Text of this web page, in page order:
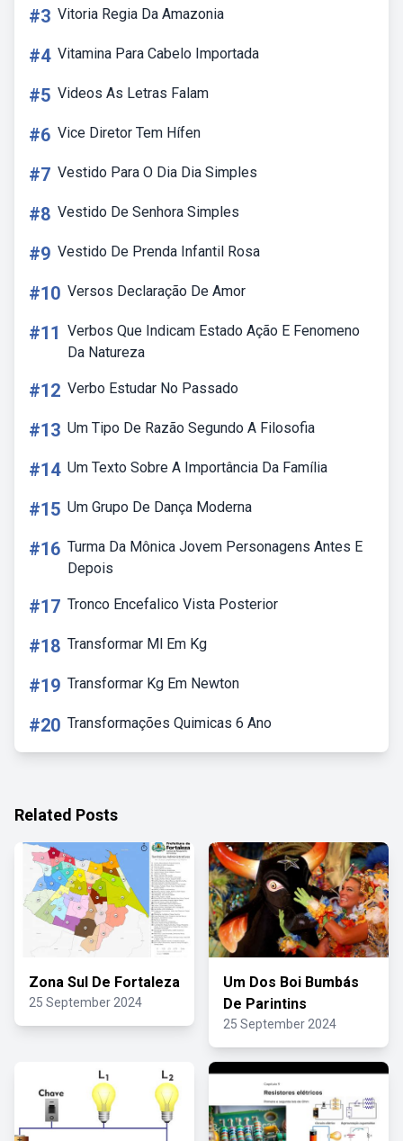
#3 Vitoria Regia Da Amazonia
#4 Vitamina Para Cabelo Importada
#5 Videos As Letras Falam
#6 Vice Diretor Tem Hífen
#7 Vestido Para O Dia Dia Simples
#8 Vestido De Senhora Simples
#9 Vestido De Prenda Infantil Rosa
#10 Versos Declaração De Amor
#11 Verbos Que Indicam Estado Ação E Fenomeno
Da Natureza
#12 Verbo Estudar No Passado
#13 Um Tipo De Razão Segundo A Filosofia
#14 Um Texto Sobre A Importância Da Família
#15 Um Grupo De Dança Moderna
#16 Turma Da Mônica Jovem Personagens Antes E
Depois
#17 Tronco Encefalico Vista Posterior
#18 Transformar Ml Em Kg
#19 Transformar Kg Em Newton
#20 Transformações Quimicas 6 Ano
Related Posts
Zona Sul De Fortaleza
25 September 2024
Um Dos Boi Bumbás
De Parintins
25 September 2024